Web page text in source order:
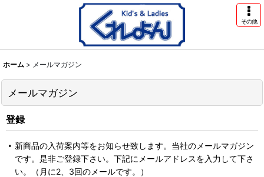
その他
ホーム > メールマガジン
メールマガジン
登録
新商品の入荷案内等をお知らせ致します。当社のメールマガジン
です。是非ご登録下さい。下記にメールアドレスを入力して下さ
い。（月に2、3回のメールです。）